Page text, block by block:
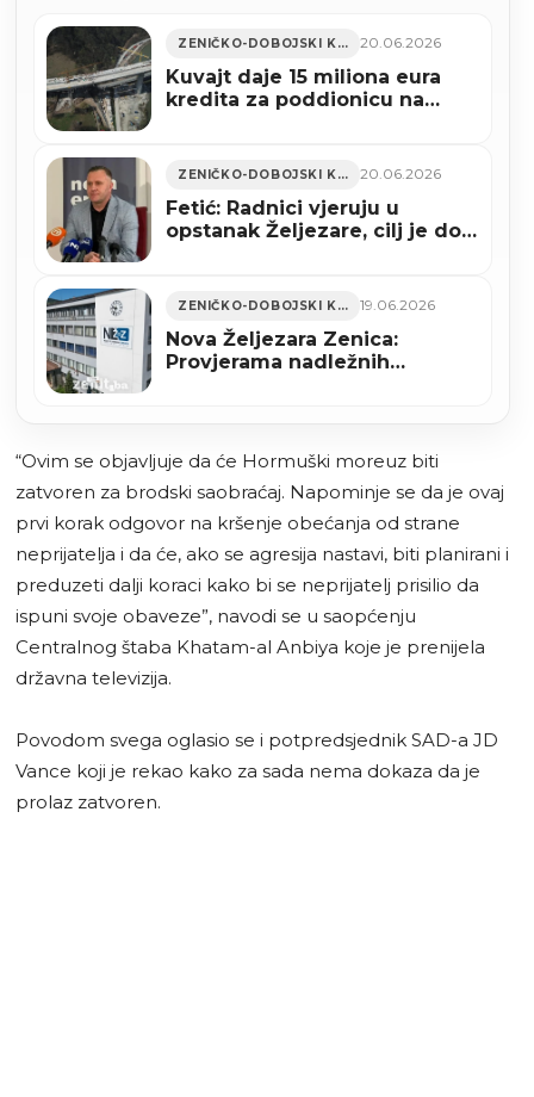
ZENIČKO-DOBOJSKI KANTON 20.06.2026
Kuvajt daje 15 miliona eura
kredita za poddionicu na
ZENIČKO-DOBOJSKI KANTON 20.06.2026
Fetić: Radnici vjeruju u
opstanak Željezare, cilj je do
ZENIČKO-DOBOJSKI KANTON 19.06.2026
Nova Željezara Zenica:
Provjerama nadležnih
“Ovim se objavljuje da će Hormuški moreuz biti
zatvoren za brodski saobraćaj. Napominje se da je ovaj
prvi korak odgovor na kršenje obećanja od strane
neprijatelja i da će, ako se agresija nastavi, biti planirani i
preduzeti dalji koraci kako bi se neprijatelj prisilio da
ispuni svoje obaveze”, navodi se u saopćenju
Centralnog štaba Khatam-al Anbiya koje je prenijela
državna televizija.
Povodom svega oglasio se i potpredsjednik SAD-a JD
Vance koji je rekao kako za sada nema dokaza da je
prolaz zatvoren.